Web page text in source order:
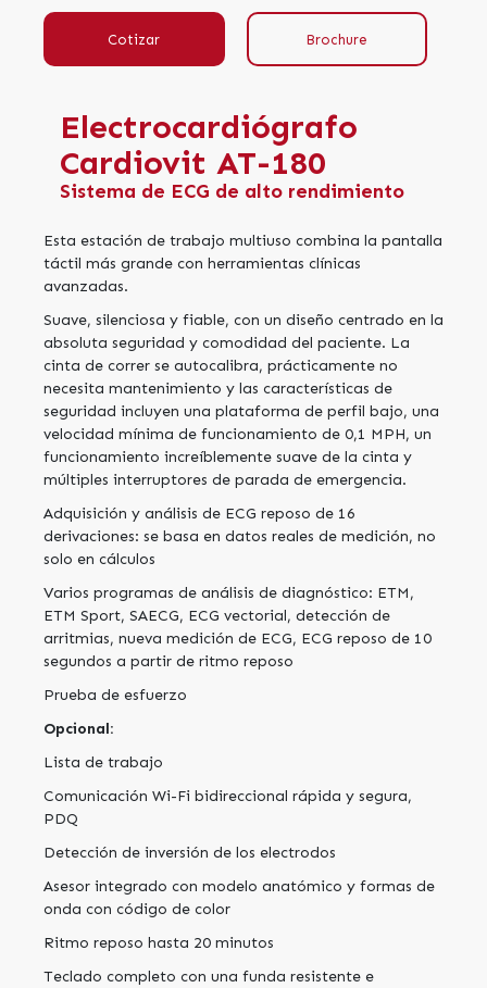
Cotizar Brochure
Electrocardiógrafo
Cardiovit AT-180
Sistema de ECG de alto rendimiento
Esta estación de trabajo multiuso combina la pantalla
táctil más grande con herramientas clínicas
avanzadas.
Suave, silenciosa y fiable, con un diseño centrado en la
absoluta seguridad y comodidad del paciente. La
cinta de correr se autocalibra, prácticamente no
necesita mantenimiento y las características de
seguridad incluyen una plataforma de perfil bajo, una
velocidad mínima de funcionamiento de 0,1 MPH, un
funcionamiento increíblemente suave de la cinta y
múltiples interruptores de parada de emergencia.
Adquisición y análisis de ECG reposo de 16
derivaciones: se basa en datos reales de medición, no
solo en cálculos
Varios programas de análisis de diagnóstico: ETM,
ETM Sport, SAECG, ECG vectorial, detección de
arritmias, nueva medición de ECG, ECG reposo de 10
segundos a partir de ritmo reposo
Prueba de esfuerzo
Opcional:
Lista de trabajo
Comunicación Wi-Fi bidireccional rápida y segura,
PDQ
Detección de inversión de los electrodos
Asesor integrado con modelo anatómico y formas de
onda con código de color
Ritmo reposo hasta 20 minutos
Teclado completo con una funda resistente e